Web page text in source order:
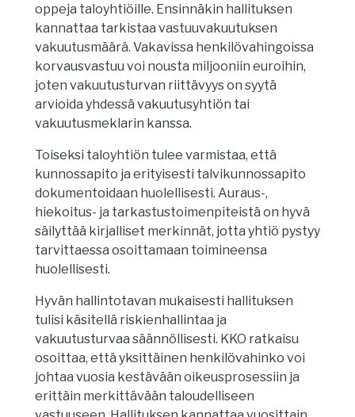
oppeja taloyhtiöille. Ensinnäkin hallituksen
kannattaa tarkistaa vastuuvakuutuksen
vakuutusmäärä. Vakavissa henkilövahingoissa
korvausvastuu voi nousta miljooniin euroihin,
joten vakuutusturvan riittävyys on syytä
arvioida yhdessä vakuutusyhtiön tai
vakuutusmeklarin kanssa.
Toiseksi taloyhtiön tulee varmistaa, että
kunnossapito ja erityisesti talvikunnossapito
dokumentoidaan huolellisesti. Auraus-,
hiekoitus- ja tarkastustoimenpiteistä on hyvä
säilyttää kirjalliset merkinnät, jotta yhtiö pystyy
tarvittaessa osoittamaan toimineensa
huolellisesti.
Hyvän hallintotavan mukaisesti hallituksen
tulisi käsitellä riskienhallintaa ja
vakuutusturvaa säännöllisesti. KKO ratkaisu
osoittaa, että yksittäinen henkilövahinko voi
johtaa vuosia kestävään oikeusprosessiin ja
erittäin merkittävään taloudelliseen